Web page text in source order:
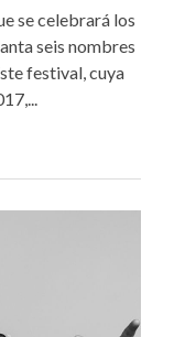
se celebrará los
seis nombres
festival, cuya